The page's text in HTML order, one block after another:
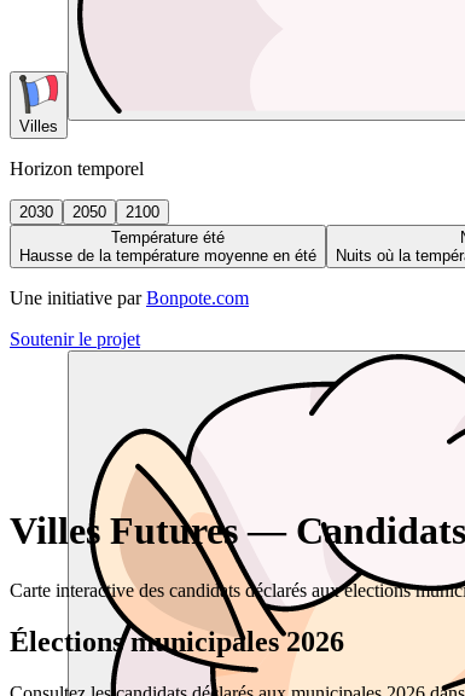
Villes
Horizon temporel
2030 2050
2100
Température été
Hausse de la température moyenne en été
Nuits où la
Une initiative par Bonpote.com
Soutenir le projet
Villes Futures —
Carte interactive des candidats déclarés aux élections
Élections municipales 2026